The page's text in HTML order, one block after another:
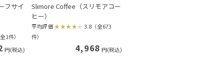
フサイ
1件）
円(税込)
Slimore Coffee（スリモアコー
ヒー）
平均評価
3.8（全673
件）
4,968 円(税込)